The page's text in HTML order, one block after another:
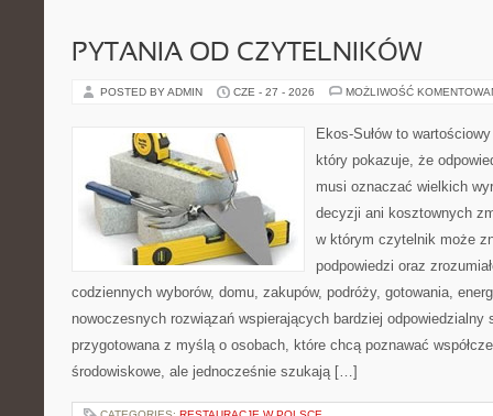
PYTANIA OD CZYTELNIKÓW
POSTED BY ADMIN CZE - 27 - 2026 MOŻLIWOŚĆ
Ekos-Sułów to
który pokazuje, że
musi oznaczać wielkich
decyzji ani kosztownych
w którym czytelnik może
podpowiedzi oraz
codziennych wyborów, domu, zakupów, podróży, gotowania,
nowoczesnych rozwiązań wspierających bardziej odpowiedzialny
przygotowana z myślą o osobach, które chcą poznawać
środowiskowe, ale jednocześnie szukają […]